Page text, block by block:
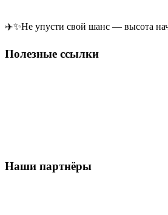
✈️✨Не упусти свой шанс — высота
Полезные ссылки
Наши партнёры